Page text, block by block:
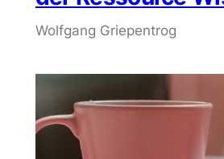
Wolfgang Griepentrog